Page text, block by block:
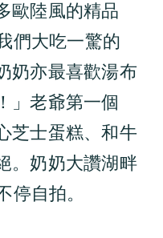
歐陸風的精品
們大吃一驚的
奶亦最喜歡湯布
」老爺第一個
芝士蛋糕、和牛
。奶奶大讚湖畔
停自拍。